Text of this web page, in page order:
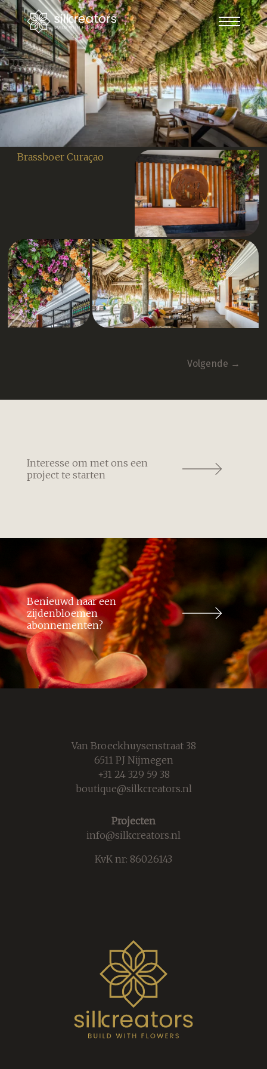
Brassboer Curaçao
Volgende →
Interesse om met ons een
project te starten
Benieuwd naar een
zijdenbloemen
abonnementen?
Van Broeckhuysenstraat 38
6511 PJ Nijmegen
+31 24 329 59 38
boutique@silkcreators.nl
Projecten
info@silkcreators.nl
KvK nr: 86026143